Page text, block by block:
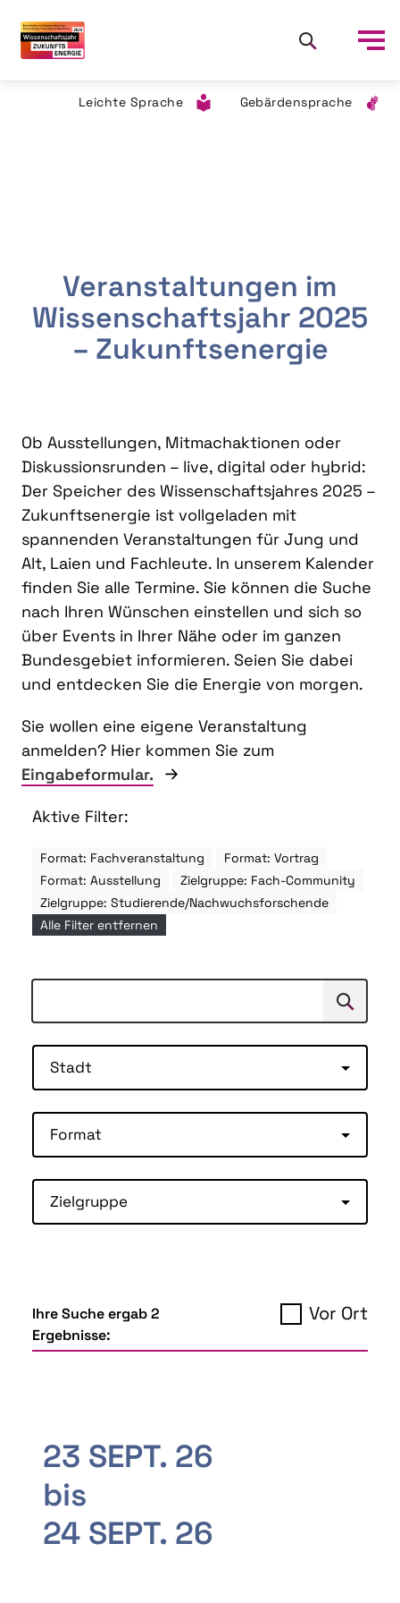
Leichte Sprache Gebärdensprache
Veranstaltungen im
Wissenschaftsjahr 2025
– Zukunftsenergie
Ob Ausstellungen, Mitmachaktionen oder
Diskussionsrunden – live, digital oder hybrid:
Der Speicher des Wissenschaftsjahres 2025 –
Zukunftsenergie ist vollgeladen mit
spannenden Veranstaltungen für Jung und
Alt, Laien und Fachleute. In unserem Kalender
finden Sie alle Termine. Sie können die Suche
nach Ihren Wünschen einstellen und sich so
über Events in Ihrer Nähe oder im ganzen
Bundesgebiet informieren. Seien Sie dabei
und entdecken Sie die Energie von morgen.
Sie wollen eine eigene Veranstaltung
anmelden? Hier kommen Sie zum
Eingabeformular.
Aktive Filter:
Format: Fachveranstaltung
Format: Vortrag
Format: Ausstellung
Zielgruppe: Fach-Community
Zielgruppe: Studierende/Nachwuchsforschende
Alle Filter entfernen
Suchen
Stadt
Format
Zielgruppe
Ihre Suche ergab 2
Ergebnisse:
Vor Ort
23 SEPT. 26
bis
24 SEPT. 26